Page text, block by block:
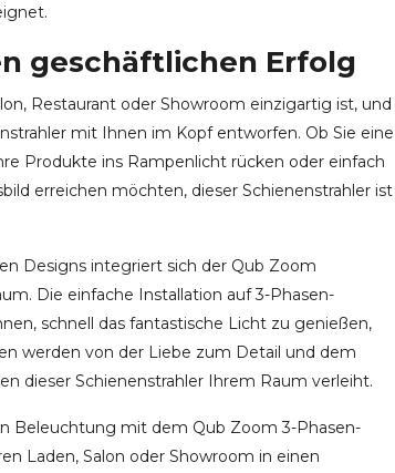
geschäftlichen Erfolg
Restaurant oder Showroom einzigartig ist, und
mit Ihnen im Kopf entworfen. Ob Sie eine
Produkte ins Rampenlicht rücken oder einfach
erreichen möchten, dieser Schienenstrahler ist
Designs integriert sich der Qub Zoom
Die einfache Installation auf 3-Phasen-
schnell das fantastische Licht zu genießen,
werden von der Liebe zum Detail und dem
dieser Schienenstrahler Ihrem Raum verleiht.
Beleuchtung mit dem Qub Zoom 3-Phasen-
Laden, Salon oder Showroom in einen